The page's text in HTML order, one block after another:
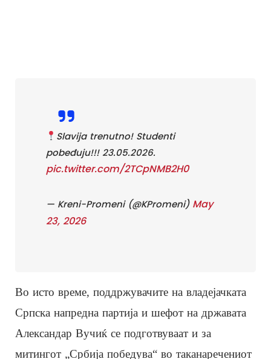
Slavija trenutno! Studenti
pobeđuju!!! 23.05.2026.
pic.twitter.com/2TCpNMB2H0
— Kreni-Promeni (@KPromeni) May
23, 2026
Во исто време, поддржувачите на владејачката
Српска напредна партија и шефот на државата
Александар Вучиќ се подготвуваат и за
митингот „Србија победува“ во таканаречениот